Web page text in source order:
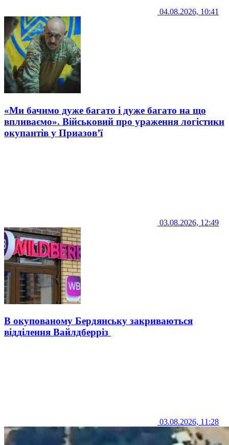
04.08.2026, 10:41
«Ми бачимо дуже багато і дуже багато на що
впливаємо». Військовий про ураження логістики
окупантів у Приазов’ї
03.08.2026, 12:49
В окупованому Бердянську закриваються
відділення Вайлдберріз
03.08.2026, 11:28